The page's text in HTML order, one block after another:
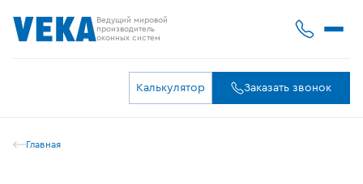
Ведущий мировой
производитель
оконных систем
Калькулятор Заказать звонок
Главная